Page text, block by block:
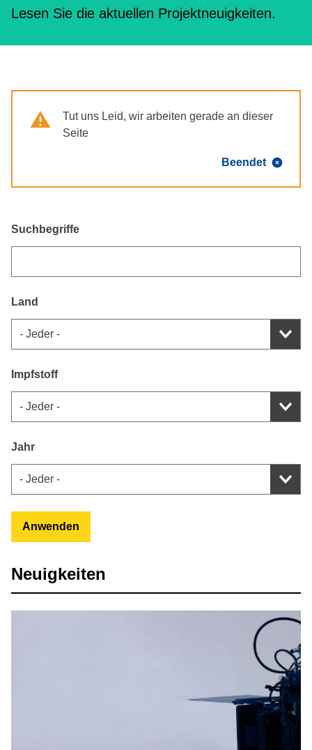
Lesen Sie die aktuellen Projektneuigkeiten.
Beendet
Warning
Tut uns Leid, wir arbeiten gerade an dieser
Seite
Suchbegriffe
Land
Impfstoff
Jahr
Anwenden
Neuigkeiten